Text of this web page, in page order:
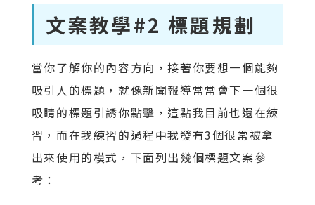
文案教學#2 標題規劃
當你了解你的內容方向，接著你要想一個能夠
吸引人的標題，就像新聞報導常常會下一個很
吸睛的標題引誘你點擊，這點我目前也還在練
習，而在我練習的過程中我發有3個很常被拿
出來使用的模式，下面列出幾個標題文案參
考：